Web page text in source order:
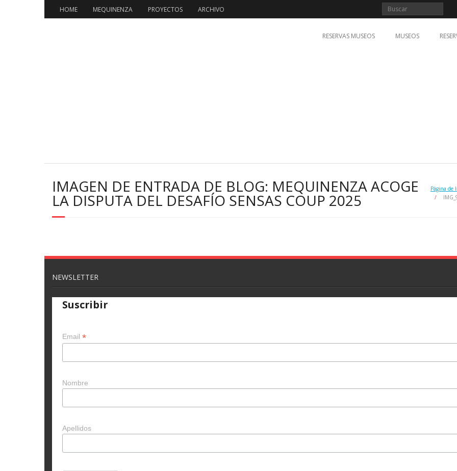
HOME MEQUINENZA PROYECTOS ARCHIVO
RESERVAS MUSEOS MUSEOS
IMAGEN DE ENTRADA DE BLOG: MEQUINENZA ACOGE
LA DISPUTA DEL DESAFÍO SENSAS COUP 2025
Página de
/
NEWSLETTER
Suscribir
Email *
Nombre
Apellidos